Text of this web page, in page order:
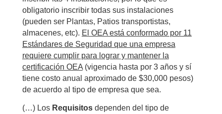
obligatorio inscribir todas sus instalaciones
(pueden ser Plantas, Patios transportistas,
almacenes, etc). El OEA está conformado por 11
Estándares de Seguridad que una empresa
requiere cumplir para lograr y mantener la
certificación OEA(vigencia hasta por 3 años y sí
tiene costo anual aproximado de $30,000 pesos)
de acuerdo al tipo de empresa que sea.
(…) Los Requisitosdependen del tipo de